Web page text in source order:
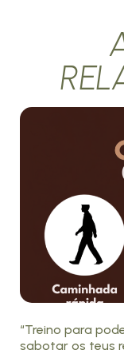
“Treino para
sabotar os teus